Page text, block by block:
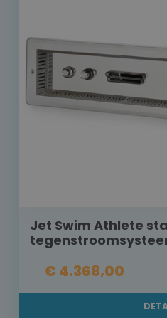
Jet Swim Athlete
€ 4.368,00